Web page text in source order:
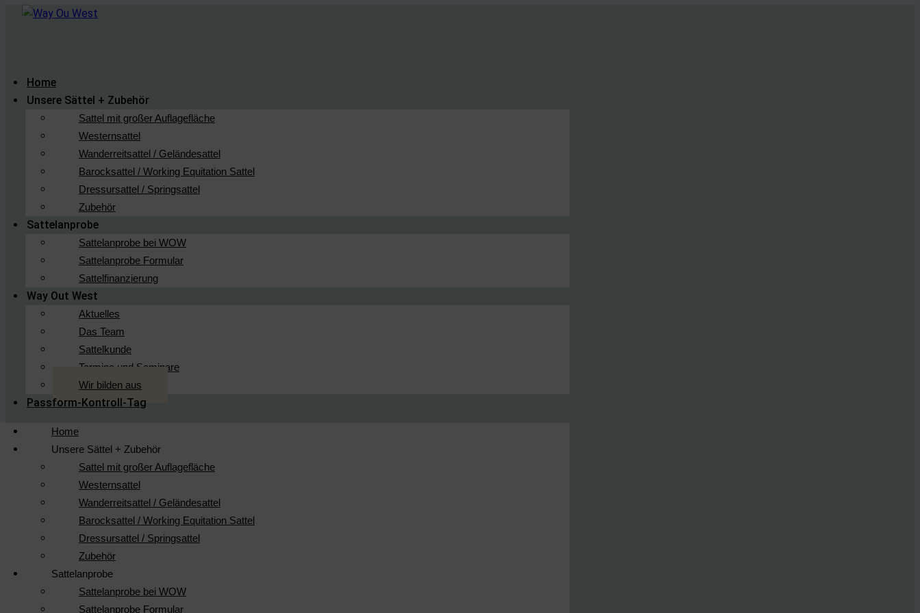
Home
Unsere Sättel + Zubehör
Sattel mit großer Auflagefläche
Westernsattel
Wanderreitsattel / Geländesattel
Barocksattel / Working Equitation Sattel
Dressursattel / Springsattel
Zubehör
Sattelanprobe
Sattelanprobe bei WOW
Sattelanprobe Formular
Sattelfinanzierung
Way Out West
Aktuelles
Das Team
Sattelkunde
Termine und Seminare
Wir bilden aus
Passform-Kontroll-Tag
Home
Unsere Sättel + Zubehör
Sattel mit großer Auflagefläche
Westernsattel
Wanderreitsattel / Geländesattel
Barocksattel / Working Equitation Sattel
Dressursattel / Springsattel
Zubehör
Sattelanprobe
Sattelanprobe bei WOW
Sattelanprobe Formular